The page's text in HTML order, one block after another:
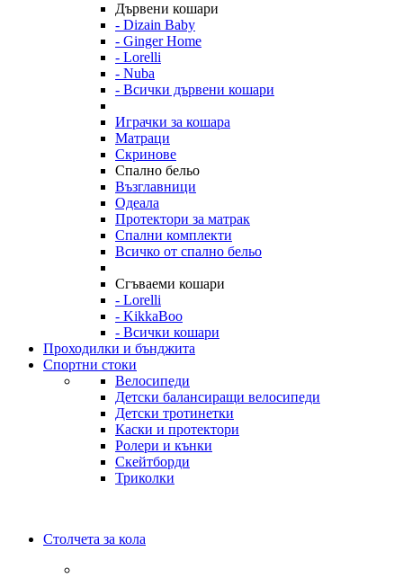
Дървени кошари
- Dizain Baby
- Ginger Home
- Lorelli
- Nuba
- Всички дървени кошари
Играчки за кошара
Матраци
Скринове
Спално бельо
Възглавници
Одеала
Протектори за матрак
Спални комплекти
Всичко от спално бельо
Сгъваеми кошари
- Lorelli
- KikkaBoo
- Всички кошари
Проходилки и бънджита
Спортни стоки
Велосипеди
Детски балансиращи велосипеди
Детски тротинетки
Каски и протектори
Ролери и кънки
Скейтборди
Триколки
Столчета за кола